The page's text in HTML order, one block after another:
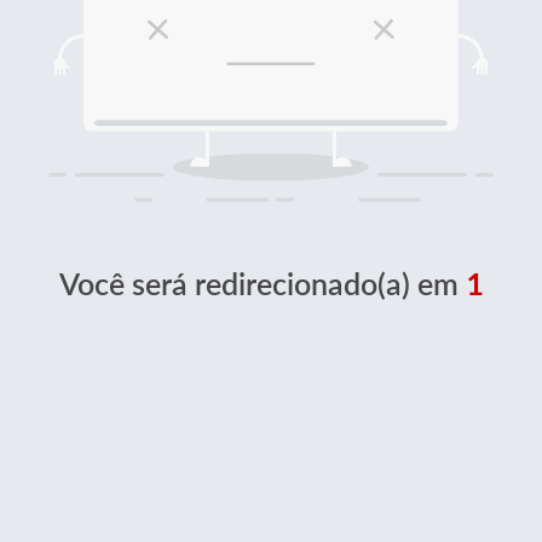
Você será redirecionado(a) em 1